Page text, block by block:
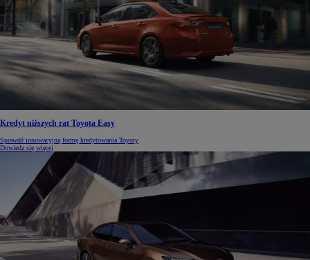
Kredyt niższych rat Toyota Easy
Sprawdź innowacyjną formę kredytowania Toyoty
Dowiedz się więcej